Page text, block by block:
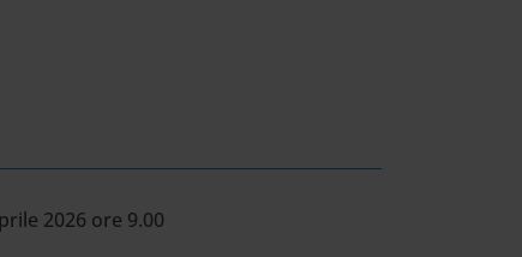
2026 ore 9.00